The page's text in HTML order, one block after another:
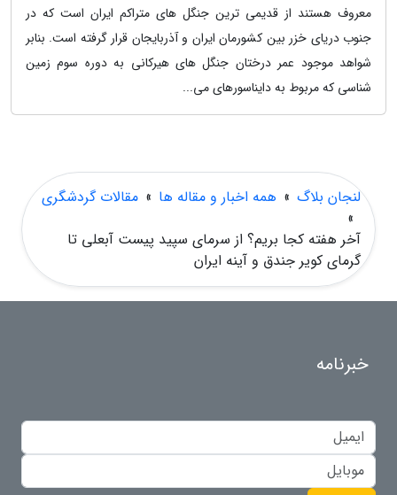
معروف هستند از قدیمی ترین جنگل های متراکم ایران است که در
جنوب دریای خزر بین کشورمان ایران و آذربایجان قرار گرفته است. بنابر
شواهد موجود عمر درختان جنگل های هیرکانی به دوره سوم زمین
شناسی که مربوط به دایناسورهای می...
لنجان بلاگ » همه اخبار و مقاله ها » مقالات گردشگری
»
آخر هفته کجا بریم؟ از سرمای سپید پیست آبعلی تا
گرمای کویر جندق و آینه ایران
خبرنامه